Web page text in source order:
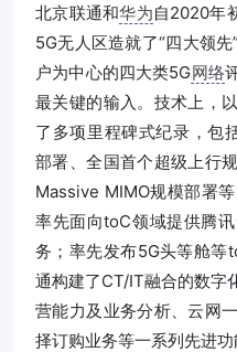
北京联通和华为自2020年
5G无人区造就了“四大领
户为中心的四大类5G网络
最关键的输入。技术上，
了多项里程碑式纪录，包
部署、全国首个超级上行
Massive MIMO规模部署
率先面向toC领域提供腾讯
务；率先发布5G头等舱等
通构建了CT/IT融合的数字
营能力及业务分析、云网
择订购业务等一系列先进功